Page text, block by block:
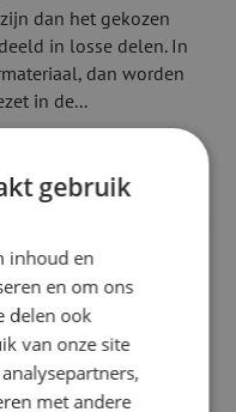
dan het gekozen
in losse delen. In
dan worden
in de...
gebruik
inhoud en
en om ons
delen ook
van onze site
met andere